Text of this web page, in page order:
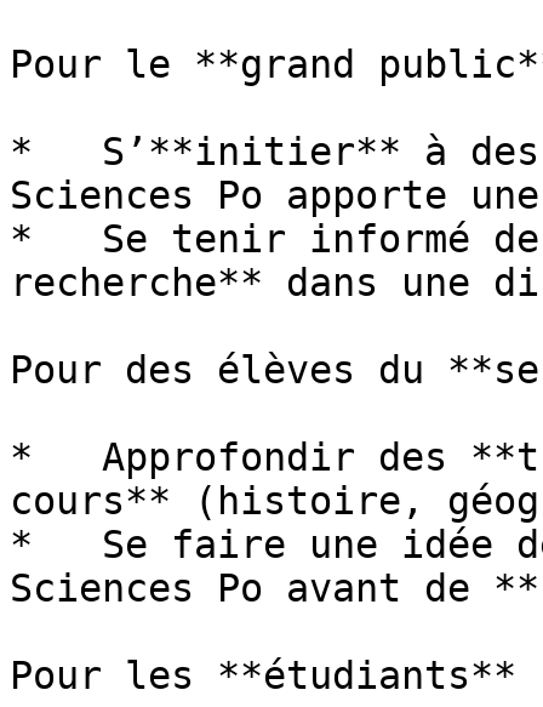
Pour le **grand
*   S’**initier** à des
Sciences Po apporte
*   Se tenir informé
recherche** dans une
Pour des élèves du
*   Approfondir des
cours** (histoire,
*   Se faire une idée
Sciences Po avant de
Pour les **étudiants**